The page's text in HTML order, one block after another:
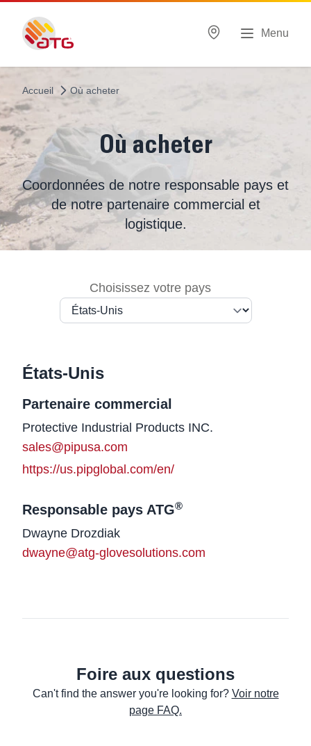
Menu
Accueil Où acheter
Où acheter
Coordonnées de notre responsable pays et
de notre partenaire commercial et
logistique.
Choisissez votre pays
États-Unis
Partenaire commercial
Nom
Protective Industrial Products INC.
Courriel
sales@pipusa.com
Website
https://us.pipglobal.com/en/
Responsable pays ATG®
Nom
Dwayne Drozdiak
Courriel
dwayne@atg-glovesolutions.com
Foire aux questions
Can't find the answer you're looking for? Voir notre
page FAQ.